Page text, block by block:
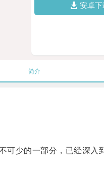
安卓下
简介
少的一部分，已经深入